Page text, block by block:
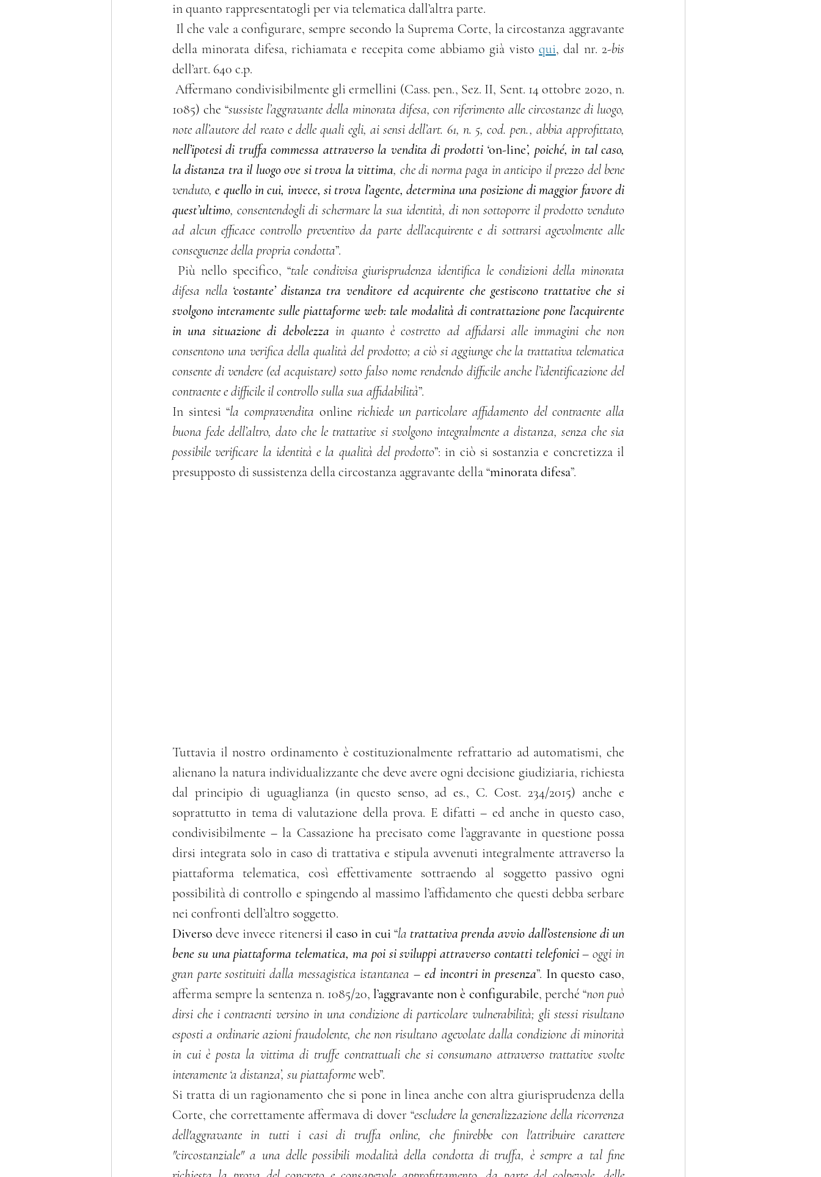
in quanto rappresentatogli per via telematica dall’altra parte.
della minorata difesa, richiamata e recepita come abbiamo già visto qui, dal nr. 2-bis
dell’art. 640 c.p.
Affermano condivisibilmente gli ermellini (Cass. pen., Sez. II, Sent. 14 ottobre 2020, n.
1085) che “sussiste l’aggravante della minorata difesa, con riferimento alle circostanze di luogo,
nell’ipotesi di truffa commessa attraverso la vendita di prodotti ‘on-line’, poiché, in tal caso,
la distanza tra il luogo ove si trova la vittima, che di norma paga in anticipo il prezzo del bene
venduto, e quello in cui, invece, si trova l’agente, determina una posizione di maggior favore di
quest’ultimo, consentendogli di schermare la sua identità, di non sottoporre il prodotto venduto
ad alcun efficace controllo preventivo da parte dell’acquirente e di sottrarsi agevolmente alle
conseguenze della propria condotta”.
Più nello specifico, “tale condivisa giurisprudenza identifica le condizioni della minorata
difesa nella ‘costante’ distanza tra venditore ed acquirente che gestiscono trattative che si
svolgono interamente sulle piattaforme web: tale modalità di contrattazione pone l’acquirente
in una situazione di debolezza in quanto è costretto ad affidarsi alle immagini che non
consentono una verifica della qualità del prodotto; a ciò si aggiunge che la trattativa telematica
consente di vendere (ed acquistare) sotto falso nome rendendo difficile anche l’identificazione del
contraente e difficile il controllo sulla sua affidabilità”.
In sintesi “la compravendita online richiede un particolare affidamento del contraente alla
buona fede dell’altro, dato che le trattative si svolgono integralmente a distanza, senza che sia
possibile verificare la identità e la qualità del prodotto”: in ciò si sostanzia e concretizza il
presupposto di sussistenza della circostanza aggravante della “minorata difesa”.
Tuttavia il nostro ordinamento è costituzionalmente refrattario ad automatismi, che
alienano la natura individualizzante che deve avere ogni decisione giudiziaria, richiesta
dal principio di uguaglianza (in questo senso, ad es., C. Cost. 234/2015) anche e
soprattutto in tema di valutazione della prova. E difatti – ed anche in questo caso,
condivisibilmente – la Cassazione ha precisato come l’aggravante in questione possa
dirsi integrata solo in caso di trattativa e stipula avvenuti integralmente attraverso la
piattaforma telematica, così effettivamente sottraendo al soggetto passivo ogni
possibilità di controllo e spingendo al massimo l’affidamento che questi debba serbare
nei confronti dell’altro soggetto.
Diverso deve invece ritenersi il caso in cui “la trattativa prenda avvio dall’ostensione di un
bene su una piattaforma telematica, ma poi si sviluppi attraverso contatti telefonici – oggi in
gran parte sostituiti dalla messagistica istantanea – ed incontri in presenza”. In questo caso,
afferma sempre la sentenza n. 1085/20, l’aggravante non è configurabile, perché “non può
dirsi che i contraenti versino in una condizione di particolare vulnerabilità; gli stessi risultano
esposti a ordinarie azioni fraudolente, che non risultano agevolate dalla condizione di minorità
in cui è posta la vittima di truffe contrattuali che si consumano attraverso trattative svolte
interamente ‘a distanza’, su piattaforme web”.
Si tratta di un ragionamento che si pone in linea anche con altra giurisprudenza della
Corte, che correttamente affermava di dover “escludere la generalizzazione della ricorrenza
dell'aggravante in tutti i casi di truffa online, che finirebbe con l'attribuire carattere
"circostanziale" a una delle possibili modalità della condotta di truffa, è sempre a tal fine